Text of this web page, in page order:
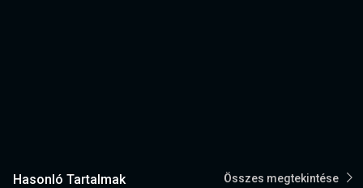
Hasonló Tartalmak Összes megtekintése